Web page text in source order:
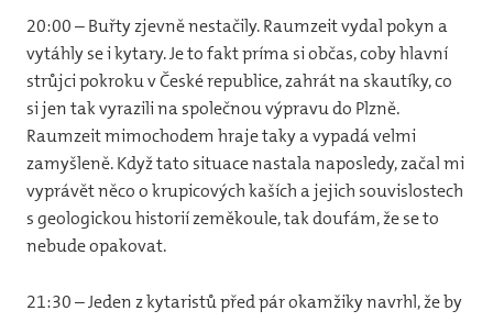
20:00 – Buřty zjevně nestačily. Raumzeit vydal pokyn a
vytáhly se i kytary. Je to fakt príma si občas, coby hlavní
strůjci pokroku v České republice, zahrát na skautíky, co
si jen tak vyrazili na společnou výpravu do Plzně.
Raumzeit mimochodem hraje taky a vypadá velmi
zamyšleně. Když tato situace nastala naposledy, začal mi
vyprávět něco o krupicových kaších a jejich souvislostech
s geologickou historií zeměkoule, tak doufám, že se to
nebude opakovat.
21:30 – Jeden z kytaristů před pár okamžiky navrhl, že by